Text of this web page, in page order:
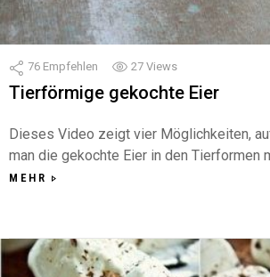
76 Empfehlen 27 Views
Tierförmige gekochte Eier
Dieses Video zeigt vier Möglichkeiten,
man die gekochte Eier in den Tierformen
MEHR